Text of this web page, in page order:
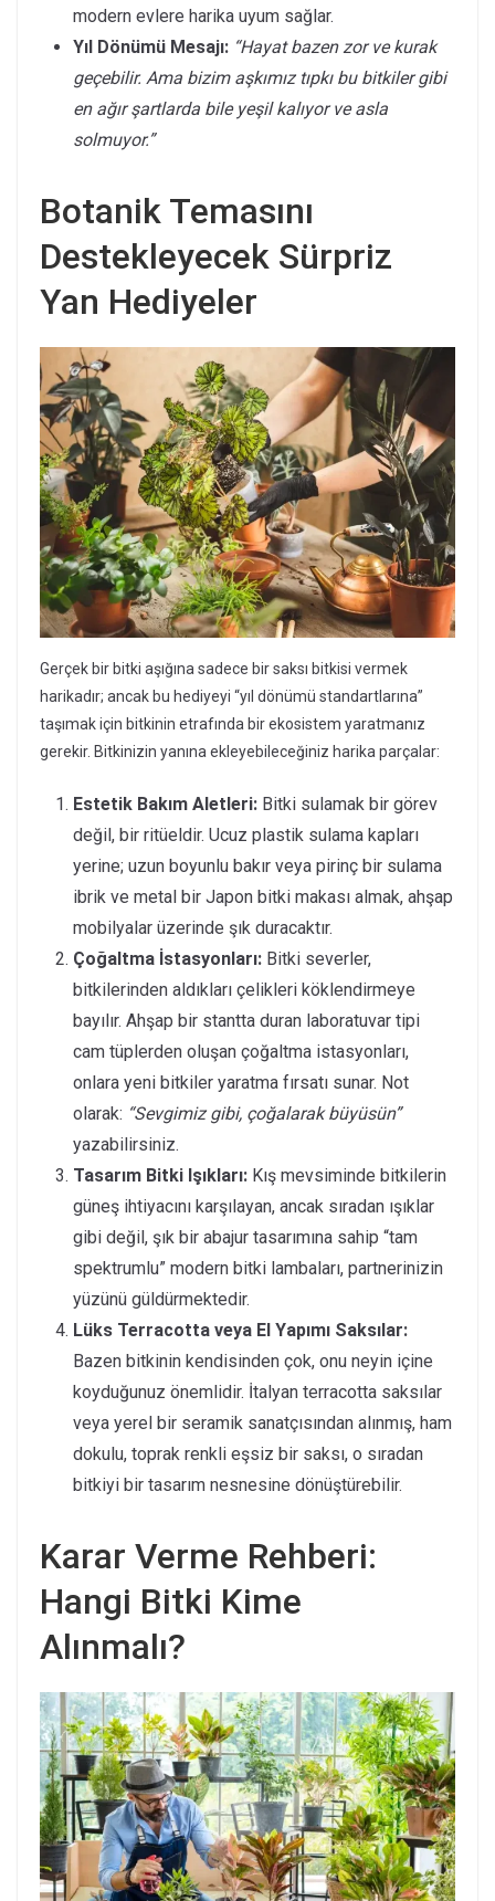
modern evlere harika uyum sağlar.
Yıl Dönümü Mesajı: “Hayat bazen zor ve kurak
geçebilir. Ama bizim aşkımız tıpkı bu bitkiler gibi
en ağır şartlarda bile yeşil kalıyor ve asla
solmuyor.”
Botanik Temasını
Destekleyecek Sürpriz
Yan Hediyeler
Gerçek bir bitki aşığına sadece bir saksı bitkisi vermek
harikadır; ancak bu hediyeyi “yıl dönümü standartlarına”
taşımak için bitkinin etrafında bir ekosistem yaratmanız
gerekir. Bitkinizin yanına ekleyebileceğiniz harika parçalar:
Estetik Bakım Aletleri: Bitki sulamak bir görev
değil, bir ritüeldir. Ucuz plastik sulama kapları
yerine; uzun boyunlu bakır veya pirinç bir sulama
ibrik ve metal bir Japon bitki makası almak, ahşap
mobilyalar üzerinde şık duracaktır.
Çoğaltma İstasyonları: Bitki severler,
bitkilerinden aldıkları çelikleri köklendirmeye
bayılır. Ahşap bir stantta duran laboratuvar tipi
cam tüplerden oluşan çoğaltma istasyonları,
onlara yeni bitkiler yaratma fırsatı sunar. Not
olarak: “Sevgimiz gibi, çoğalarak büyüsün”
yazabilirsiniz.
Tasarım Bitki Işıkları: Kış mevsiminde bitkilerin
güneş ihtiyacını karşılayan, ancak sıradan ışıklar
gibi değil, şık bir abajur tasarımına sahip “tam
spektrumlu” modern bitki lambaları, partnerinizin
yüzünü güldürmektedir.
Lüks Terracotta veya El Yapımı Saksılar:
Bazen bitkinin kendisinden çok, onu neyin içine
koyduğunuz önemlidir. İtalyan terracotta saksılar
veya yerel bir seramik sanatçısından alınmış, ham
dokulu, toprak renkli eşsiz bir saksı, o sıradan
bitkiyi bir tasarım nesnesine dönüştürebilir.
Karar Verme Rehberi:
Hangi Bitki Kime
Alınmalı?